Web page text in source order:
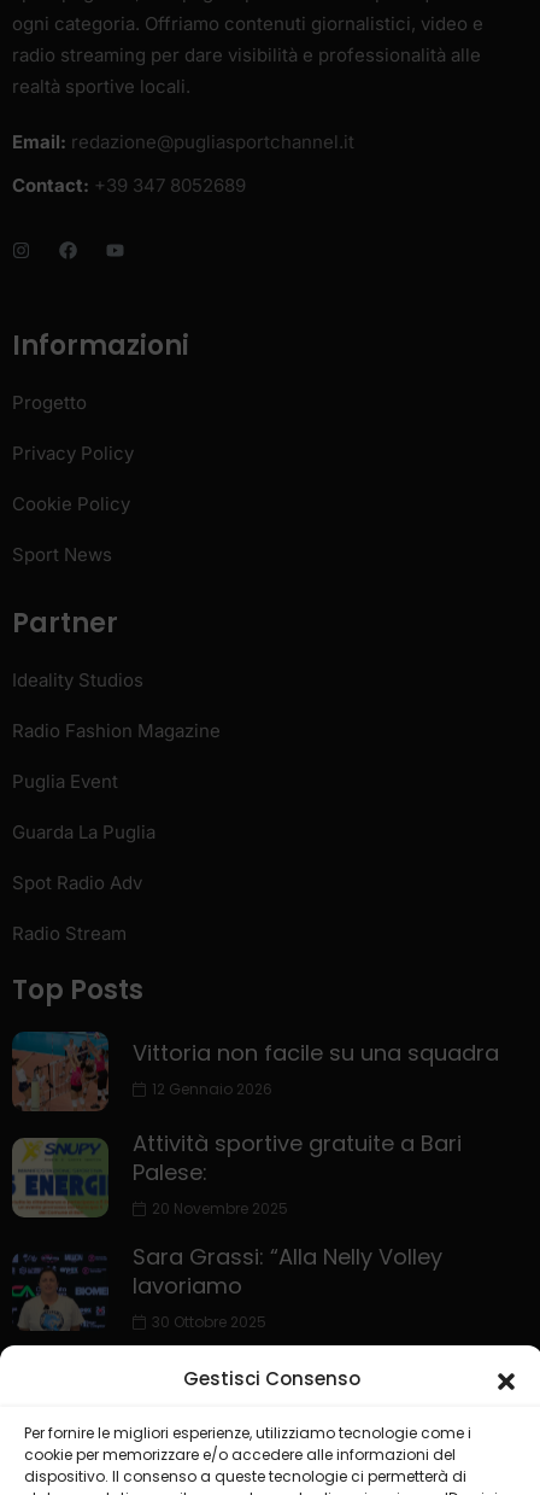
Gestisci Consenso
Per fornire le migliori esperienze, utilizziamo tecnologie come i
cookie per memorizzare e/o accedere alle informazioni del
dispositivo. Il consenso a queste tecnologie ci permetterà di
ogni categoria. Offriamo contenuti giornalistici, video e
radio streaming per dare visibilità e professionalità alle
realtà sportive locali.
Email: redazione@pugliasportchannel.it
Contact: +39 347 8052689
Informazioni
Progetto
Privacy Policy
Cookie Policy
Sport News
Partner
Ideality Studios
Radio Fashion Magazine
Puglia Event
Guarda La Puglia
Spot Radio Adv
Radio Stream
Top Posts
Vittoria non facile su una squadra
12 Gennaio 2026
Attività sportive gratuite a Bari
Palese:
20 Novembre 2025
Sara Grassi: “Alla Nelly Volley
lavoriamo
30 Ottobre 2025